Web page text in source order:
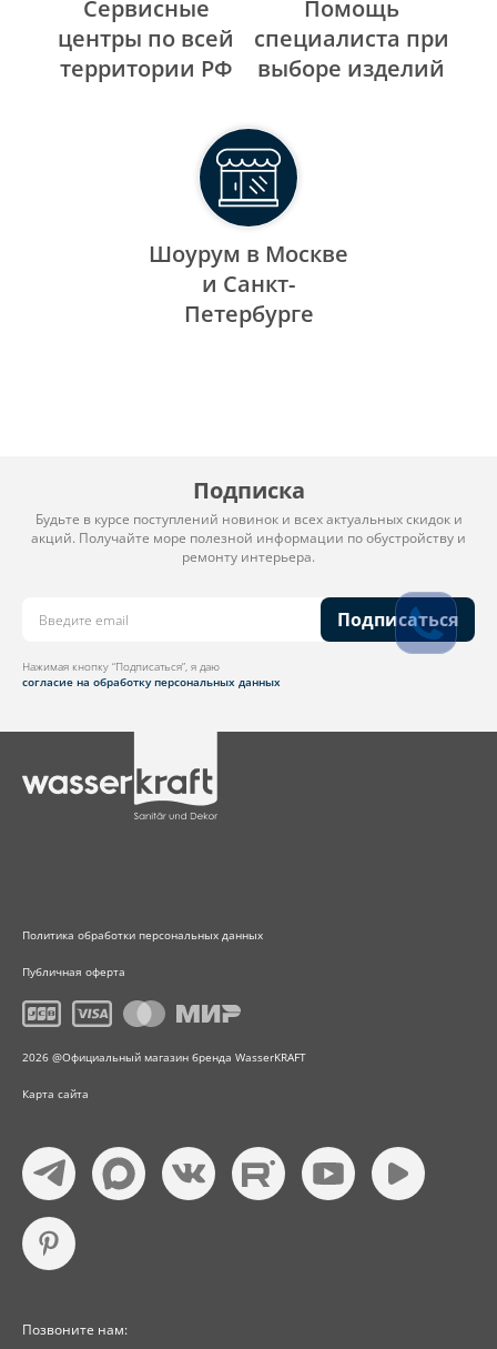
Сервисные
центры по всей
территории РФ
Помощь
специалиста при
выборе изделий
Шоурум в Москве
и Санкт-
Петербурге
Подписка
Будьте в курсе поступлений новинок и всех актуальных скидок и
акций. Получайте море полезной информации по обустройству и
ремонту интерьера.
Подписаться
Нажимая кнопку “Подписаться”, я даю
согласие на обработку персональных данных
Политика обработки персональных данных
Публичная оферта
2026 @Официальный магазин бренда WasserKRAFT
Карта сайта
Позвоните нам: